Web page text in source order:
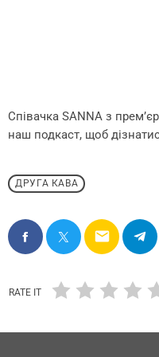
Співачка SANNA з
наш подкаст, щоб
ДРУГА КАВА
email
RATE IT